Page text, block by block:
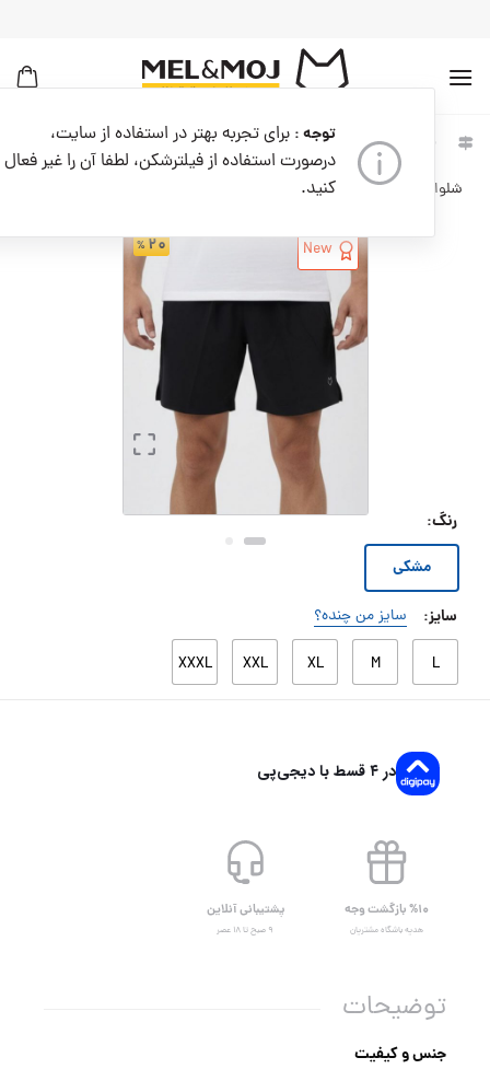
توجه : برای تجربه بهتر در استفاده از سایت،
درصورت استفاده از فیلترشکن، لطفا آن را غیر فعال
کنید.
بروید
مردانه لباس مردانه شلوارک ورزشی مردانه
شلوارک ورزشی مردانه کدM09239-001
۲۰ New
رنگ:
مشکی
سایز:
L
M
XL
XXL
XXXL
سایز من چنده؟
در ۴ قسط با دیجی‌پی
%۱۰ بازگشت وجه
هدیه باشگاه مشتریان
پشتیبانی آنلاین
۹ صبح تا ۱۸ عصر
توضیحات
جنس و کیفیت